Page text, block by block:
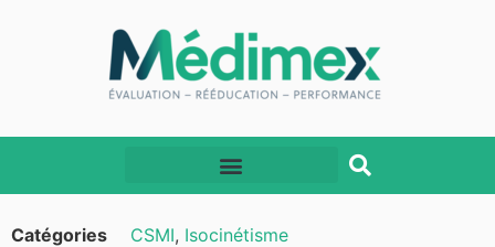
Catégories CSMI, Isocinétisme